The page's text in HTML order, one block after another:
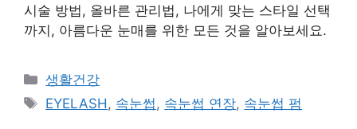
시술 방법, 올바른 관리법, 나에게 맞는 스타일 선택
까지, 아름다운 눈매를 위한 모든 것을 알아보세요.
Categories
생활건강
Tags
EYELASH, 속눈썹, 속눈썹 연장, 속눈썹 펌